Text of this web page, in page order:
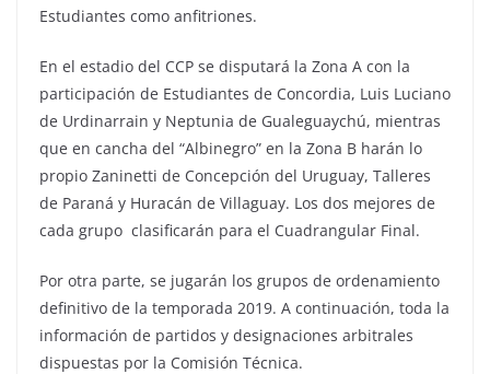
Estudiantes como anfitriones.
En el estadio del CCP se disputará la Zona A con la
participación de Estudiantes de Concordia, Luis Luciano
de Urdinarrain y Neptunia de Gualeguaychú, mientras
que en cancha del “Albinegro” en la Zona B harán lo
propio Zaninetti de Concepción del Uruguay, Talleres
de Paraná y Huracán de Villaguay. Los dos mejores de
cada grupo clasificarán para el Cuadrangular Final.
Por otra parte, se jugarán los grupos de ordenamiento
definitivo de la temporada 2019. A continuación, toda la
información de partidos y designaciones arbitrales
dispuestas por la Comisión Técnica.